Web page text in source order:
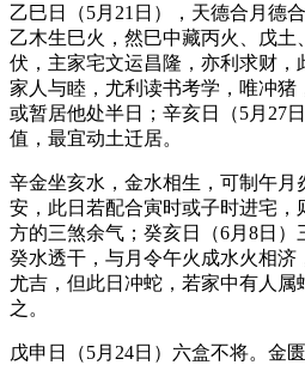
乙巳日（5月21日），天德合月德
乙木生巳火，然巳中藏丙火、戊
伏，主家宅文运昌隆，亦利求财
家人与睦，尤利读书考学，唯冲
或暂居他处半日；辛亥日（5月27
值，最宜动土迁居。
辛金坐亥水，金水相生，可制午
安，此日若配合寅时或子时进宅
方的三煞余气；癸亥日（6月8日）
癸水透干，与月令午火成水火相
尤吉，但此日冲蛇，若家中有人
之。
戊申日（5月24日）六盒不将。金